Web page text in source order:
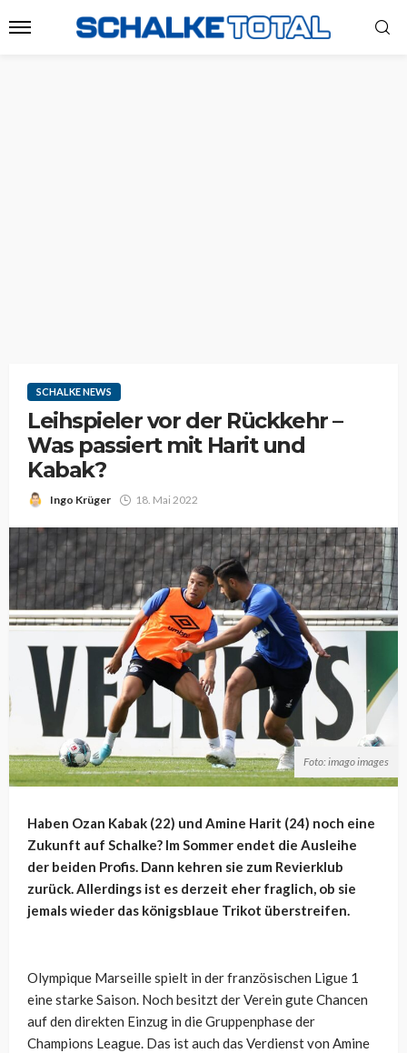
SCHALKE NEWS
Leihspieler vor der Rückkehr –
Was passiert mit Harit und
Kabak?
Ingo Krüger 18. Mai 2022
Foto: imago images
Haben Ozan Kabak (22) und Amine Harit (24) noch eine
Zukunft auf Schalke? Im Sommer endet die Ausleihe
der beiden Profis. Dann kehren sie zum Revierklub
zurück. Allerdings ist es derzeit eher fraglich, ob sie
jemals wieder das königsblaue Trikot überstreifen.
Olympique Marseille spielt in der französischen Ligue 1
eine starke Saison. Noch besitzt der Verein gute Chancen
auf den direkten Einzug in die Gruppenphase der
Champions League. Das ist auch das Verdienst von Amine